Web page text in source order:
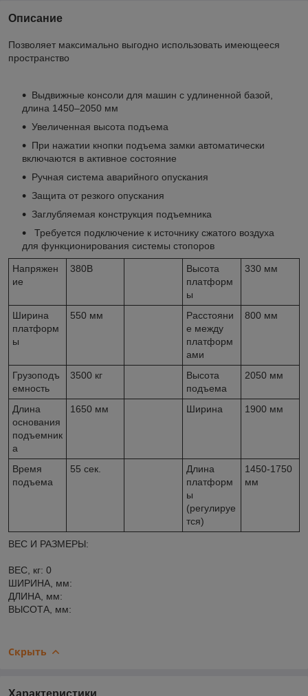
Описание
Позволяет максимально выгодно использовать имеющееся
пространство
Выдвижные консоли для машин с удлиненной базой,
длина 1450–2050 мм
Увеличенная высота подъема
При нажатии кнопки подъема замки автоматически
включаются в активное состояние
Ручная система аварийного опускания
Защита от резкого опускания
Заглубляемая конструкция подъемника
Требуется подключение к источнику сжатого воздуха
для функционирования системы стопоров
Напряжен
ие
380В
Высота
платформ
ы
330 мм
Ширина
платформ
ы
550 мм
Расстояни
е между
платформ
ами
800 мм
Грузоподъ
емность
3500 кг
Высота
подъема
2050 мм
Длина
основания
подъемник
а
1650 мм Ширина 1900 мм
Время
подъема
55 сек.
Длина
платформ
ы
(регулируе
тся)
1450-1750
мм
ВЕС И РАЗМЕРЫ:
ВЕС, кг: 0
ШИРИНА, мм:
ДЛИНА, мм:
ВЫСОТА, мм:
Скрыть
Характеристики